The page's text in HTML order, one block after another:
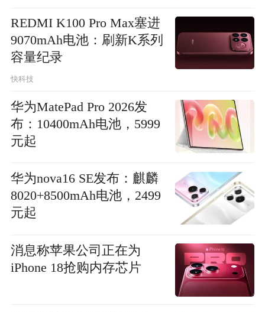
REDMI K100 Pro Max塞进
9070mAh电池：刷新K系列
容量纪录
快科技
华为MatePad Pro 2026发
布：10400mAh电池，5999
元起
华为nova16 SE发布：麒麟
8020+8500mAh电池，2499
元起
消息称苹果公司正在为
iPhone 18抢购内存芯片